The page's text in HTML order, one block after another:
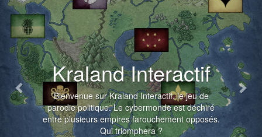
Kraland Interactif
Bienvenue sur Kraland Interactif, le jeu de
parodie politique. Le cybermonde est déchiré
entre plusieurs empires farouchement opposés.
Qui triomphera ?